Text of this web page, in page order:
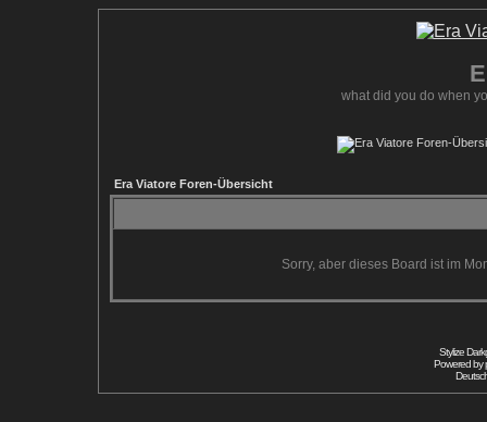
what did you do when
Era Viatore Foren-Übersicht
Sorry, aber dieses Board ist im
Stylize
Powered by